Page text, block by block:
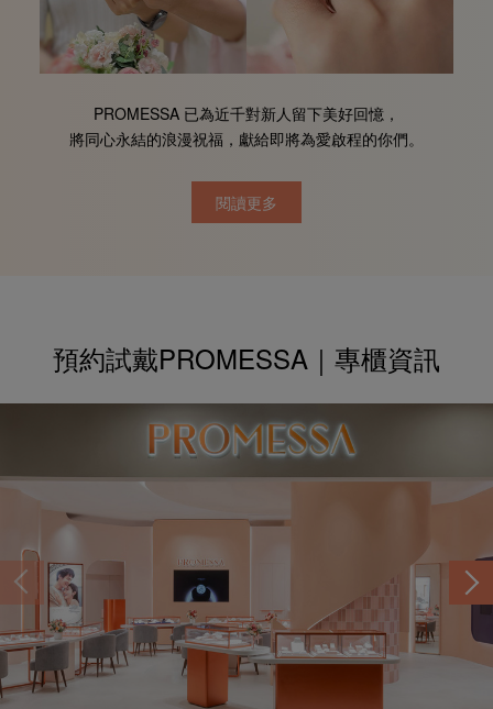
PROMESSA 已為近千對新人 留下美好回憶，
將同心永結的浪漫祝福， 獻給即將為愛啟程的你們。
閱讀更多
預約試戴PROMESSA｜ 專櫃資訊